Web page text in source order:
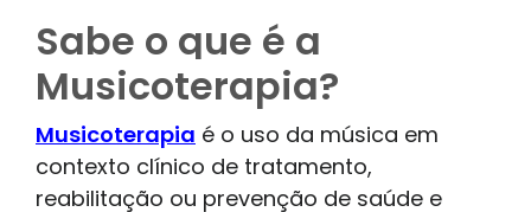
Sabe o que é a
Musicoterapia?
Musicoterapia é o uso da música em
contexto clínico de tratamento,
reabilitação ou prevenção de saúde e